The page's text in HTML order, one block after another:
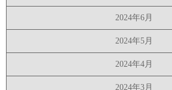
2024年6月
2024年5月
2024年4月
2024年3月